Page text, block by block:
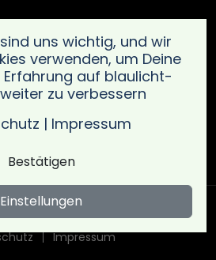
2026 .Ein Service der 021 Media
. All rights reserved
Impressum
uns wichtig, und wir
verwenden, um Deine
auf blaulicht-
zu verbessern
| Impressum
Bestätigen
Einstellungen